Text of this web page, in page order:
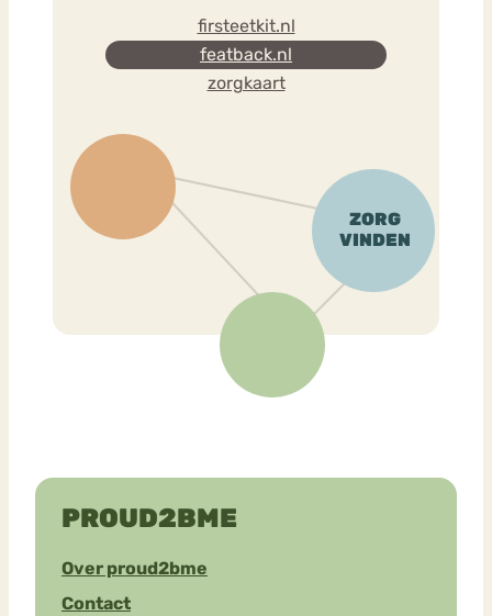
firsteetkit.nl
featback.nl
zorgkaart
PROUD2BME
Over proud2bme
Contact